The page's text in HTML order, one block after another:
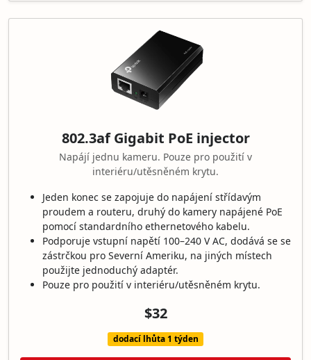
802.3af Gigabit PoE injector
Napájí jednu kameru. Pouze pro použití v
interiéru/utěsněném krytu.
Jeden konec se zapojuje do napájení střídavým
proudem a routeru, druhý do kamery napájené PoE
pomocí standardního ethernetového kabelu.
Podporuje vstupní napětí 100–240 V AC, dodává se se
zástrčkou pro Severní Ameriku, na jiných místech
použijte jednoduchý adaptér.
Pouze pro použití v interiéru/utěsněném krytu.
$32
dodací lhůta 1 týden